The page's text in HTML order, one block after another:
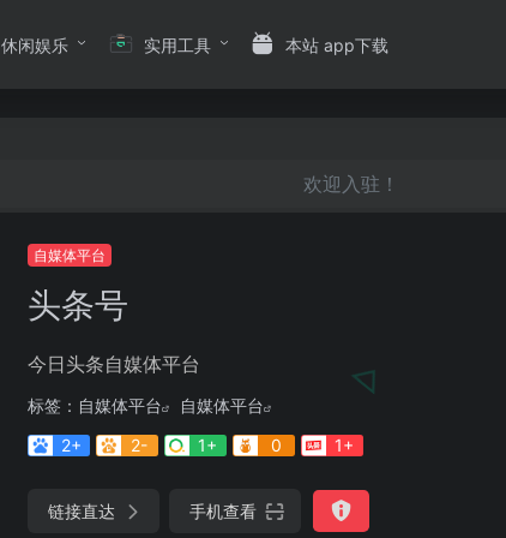
休闲娱乐 实用工具 本站 app下载
欢迎入驻！
自媒体平台
头条号
今日头条自媒体平台
标签： 自媒体平台
自媒体平台
2+
2- 1+ 0 1+
链接直达 手机查看